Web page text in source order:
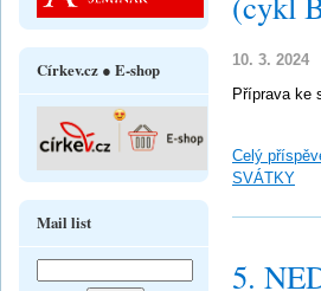
10. 3. 2024
Příprava ke
Celý
SVÁTKY
5.
Církev.cz ● E-shop
Mail list